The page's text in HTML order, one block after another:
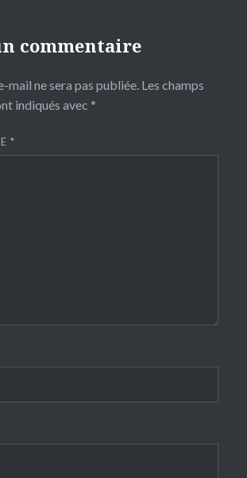
commentaire
mail ne sera pas publiée. Les champs
indiqués avec *
*